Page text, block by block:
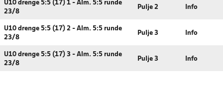
U10 drenge 5:5 (17) 1 - Alm. 5:5 runde
23/8
Pulje 2 Info
U10 drenge 5:5 (17) 2 - Alm. 5:5 runde
23/8
Pulje 3 Info
U10 drenge 5:5 (17) 3 - Alm. 5:5 runde
23/8
Pulje 3 Info